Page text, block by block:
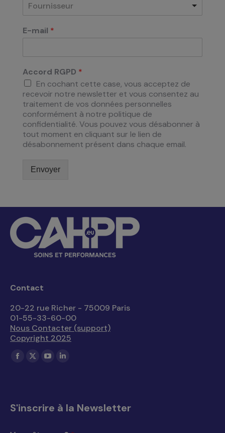
Fournisseur
E-mail *
Accord RGPD *
En cochant cette case, vous acceptez de
recevoir notre newsletter et vous consentez au
traitement de vos données personnelles
conformément à notre politique de
confidentialité. Vous pouvez vous désabonner à
tout moment en cliquant sur le lien de
désabonnement présent dans chaque email.
Envoyer
Contact
20-22 rue Richer - 75009 Paris
01-55-33-60-00
Nous Contacter (support)
Copyright 2025
Trouvez nous sur :
La
dans
La
dans
La
dans
La
dans
S'inscrire à la Newsletter